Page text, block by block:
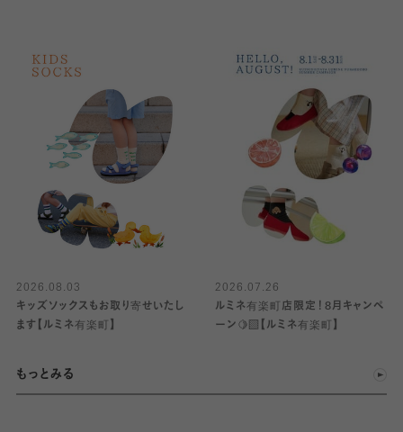
2026.08.03
キッズソックスもお取り寄せいたし
ます【ルミネ有楽町】
2026.07.26
ルミネ有楽町店限定！8月キャンペ
ーン🍋‍🟩【ルミネ有楽町】
もっとみる